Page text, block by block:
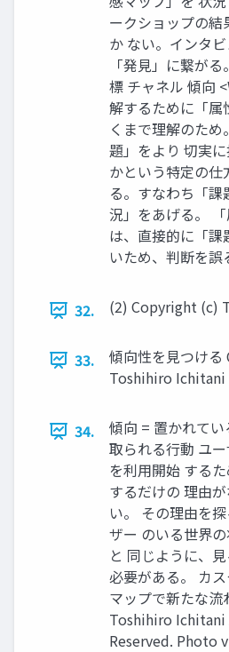
ークショップの結
か ない。インタ
「発⾒」に繋が
標 チャネル 傾向
解するために「属
くまで理解のた
題」をより 切実
かという特定の仕
る。すなわち「
況」をあげる。
は、直接的に「課
いため、判断を誤
32. (2) Copyright (c)
33.
傾向性を⾒つけ
Toshihiro Ichitani
34.
傾向 = 置かれて
取られる⾏動 ユ
を利⽤開始 する
するだけの 理由
い。 その理由を
ザー のいる世界
と 同じように、
必要がある。 カ
マップで新たな流
Toshihiro Ichitani
Reserved. Photo